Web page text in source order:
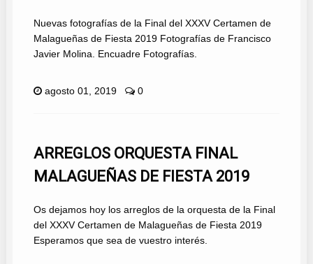
Nuevas fotografías de la Final del XXXV Certamen de
Malagueñas de Fiesta 2019 Fotografías de Francisco
Javier Molina. Encuadre Fotografías.
agosto 01, 2019 0
ARREGLOS ORQUESTA FINAL
MALAGUEÑAS DE FIESTA 2019
Os dejamos hoy los arreglos de la orquesta de la Final
del XXXV Certamen de Malagueñas de Fiesta 2019
Esperamos que sea de vuestro interés.